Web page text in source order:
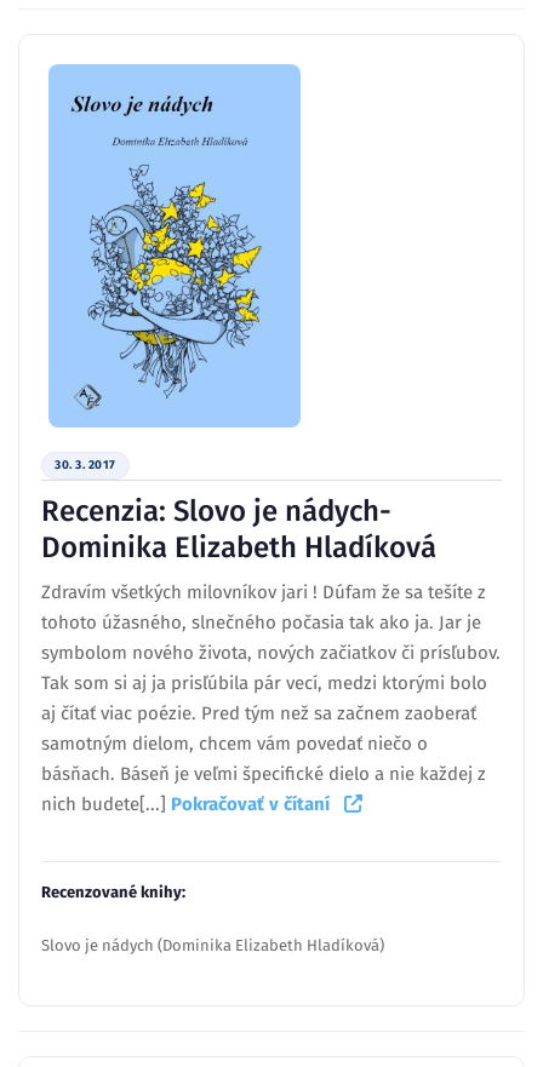
30. 3. 2017
Recenzia: Slovo je nádych-
Dominika Elizabeth Hladíková
Zdravím všetkých milovníkov jari ! Dúfam že sa tešíte z
tohoto úžasného, slnečného počasia tak ako ja. Jar je
symbolom nového života, nových začiatkov či prísľubov.
Tak som si aj ja prisľúbila pár vecí, medzi ktorými bolo
aj čítať viac poézie. Pred tým než sa začnem zaoberať
samotným dielom, chcem vám povedať niečo o
básňach. Báseň je veľmi špecifické dielo a nie každej z
nich budete[...] Pokračovať v čítaní
Recenzované knihy:
Slovo je nádych (Dominika Elizabeth Hladíková)